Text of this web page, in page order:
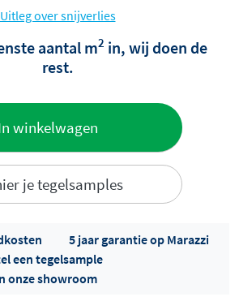
Uitleg over snijverlies
aantal m2 in, wij doen de
rest.
winkelwagen
je tegelsamples
5 jaar garantie op Marazzi
een tegelsample
onze showroom